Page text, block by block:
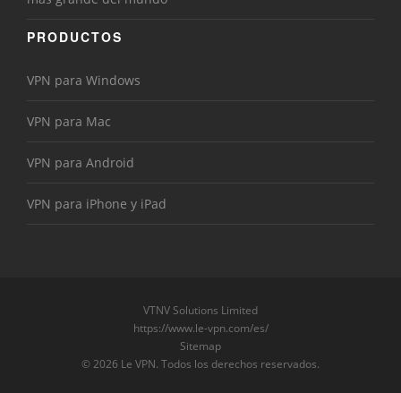
PRODUCTOS
VPN para Windows
VPN para Mac
VPN para Android
VPN para iPhone y iPad
VTNV Solutions Limited
https://www.le-vpn.com/es/
Sitemap
© 2026 Le VPN. Todos los derechos reservados.